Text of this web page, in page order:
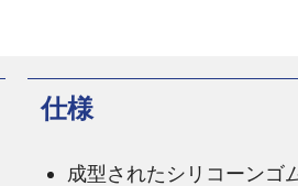
仕様
成型されたシリコーンゴ